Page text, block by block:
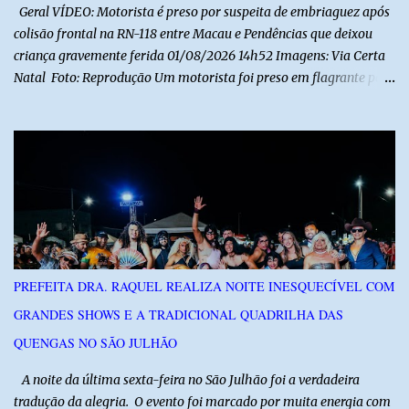
Geral VÍDEO: Motorista é preso por suspeita de embriaguez após
colisão frontal na RN-118 entre Macau e Pendências que deixou
criança gravemente ferida 01/08/2026 14h52 Imagens: Via Certa
Natal Foto: Reprodução Um motorista foi preso em flagrante por
Um dos condutores apresentava sinais de embriaguez, foi levado
ao Hospital Regional Tarcísio Maia, em Mossoró, e autuado em
flagrante. O exame pericial para confirmar a presença de álcool no
organismo está em andamento. No outro veículo estavam
funcionários da Caern que seguiam para uma partida de futebol. O
motorista e uma mulher sofreram ferimentos leves. A criança, que
estava no carro com o grupo, ficou gravemente ferida, precisou ser
entubada e foi transferida de helicóptero...
PREFEITA DRA. RAQUEL REALIZA NOITE INESQUECÍVEL COM
GRANDES SHOWS E A TRADICIONAL QUADRILHA DAS
QUENGAS NO SÃO JULHÃO
​ A noite da última sexta-feira no São Julhão foi a verdadeira
tradução da alegria. O evento foi marcado por muita energia com